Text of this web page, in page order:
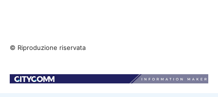
© Riproduzione riservata